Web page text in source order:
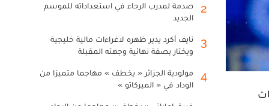
2
صدمة لمدرب الرجاء في استعداداته للموسم
الجديد
3
نايف أكرد يدير ظهره لاغراءات مالية خليجية
ويختار بصفة نهائية وجهته المقبلة
4
مولودية الجزائر « يخطف » مهاجما متميزا من
الوداد في « الميركاتو »